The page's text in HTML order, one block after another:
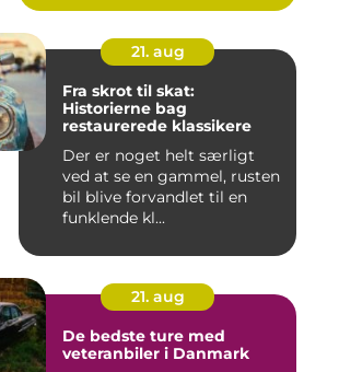
21. aug
Fra skrot til skat:
Historierne bag
restaurerede klassikere
Der er noget helt særligt
ved at se en gammel, rusten
bil blive forvandlet til en
funklende kl...
21. aug
De bedste ture med
veteranbiler i Danmark